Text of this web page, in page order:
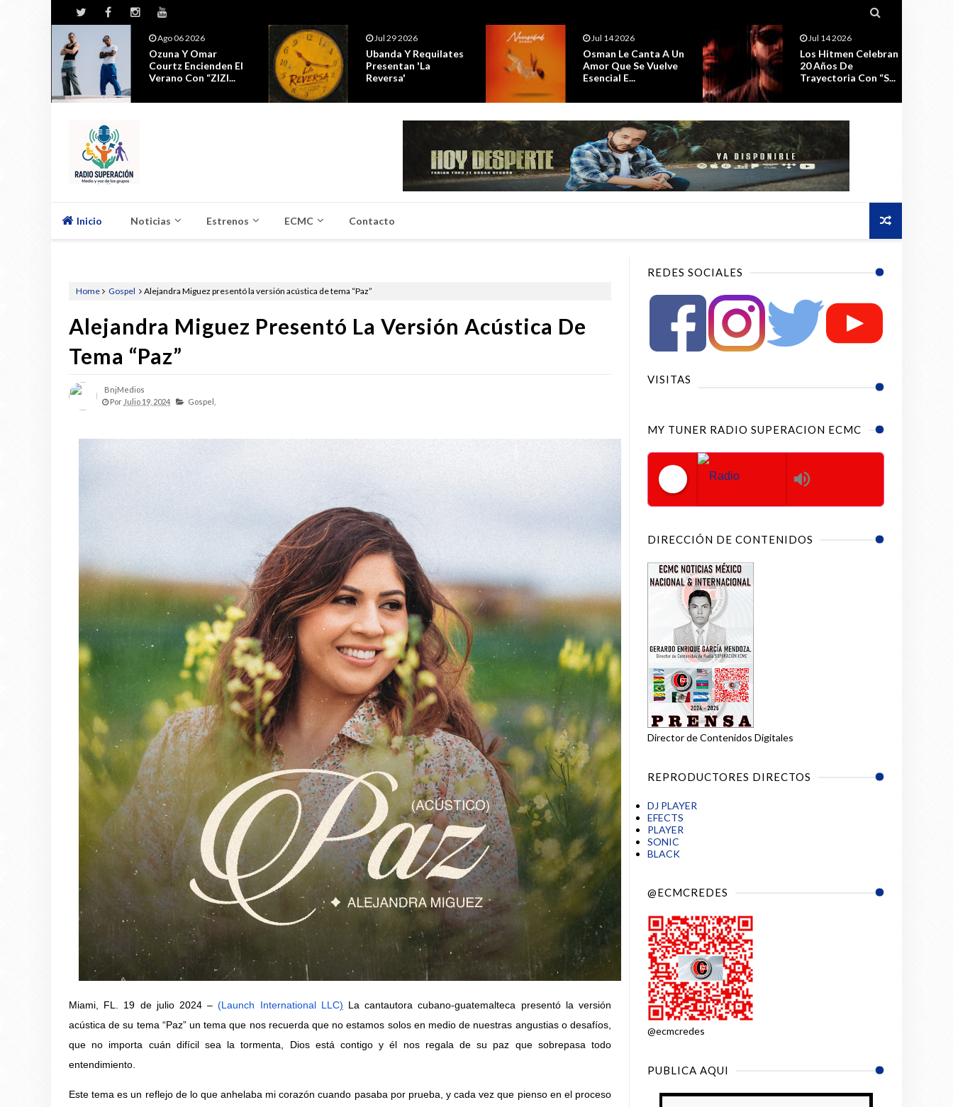

Jul 29 2026
Ubanda Y Requilates
Presentan 'La
Reversa'
Jul 14 2026
Osman Le Canta A Un
Amor Que Se Vuelve
Esencial E...
Jul 14 2026
Los Hitmen Celebran
20 Años De
Trayectoria Con “S...
Jul 11 2026
La Celebración Por El
Estreno De ESPIRAL,
Seguirá ...
Inicio Noticias Estrenos ECMC Contacto
Home Gospel Alejandra Miguez presentó la versión acústica de tema “Paz”
Alejandra Miguez Presentó La Versión Acústica De
Tema “Paz”
BnjMedios
Por Julio 19, 2024 Gospel,
Miami, FL. 19 de julio 2024 –(Launch International LLC) La cantautora cubano-guatemalteca presentó la versión
acústica de su tema “Paz” un tema que nos recuerda que no estamos solos en medio de nuestras angustias o desafíos,
que no importa cuán difícil sea la tormenta, Dios está contigo y él nos regala de su paz que sobrepasa todo
entendimiento.
Este tema es un reflejo de lo que anhelaba mi corazón cuando pasaba por prueba, y cada vez que pienso en el proceso
REDES SOCIALES
VISITAS
MY TUNER RADIO SUPERACION ECMC
DIRECCIÓN DE CONTENIDOS
Director de Contenidos Digitales
REPRODUCTORES DIRECTOS
DJ PLAYER
EFECTS
PLAYER
SONIC
BLACK
@ECMCREDES
@ecmcredes
PUBLICA AQUI